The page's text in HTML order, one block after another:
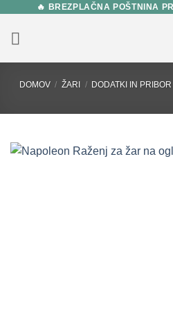
content
🔥 BREZPLAČNA POŠTNINA
DOMOV / ŽARI / DODATKI IN